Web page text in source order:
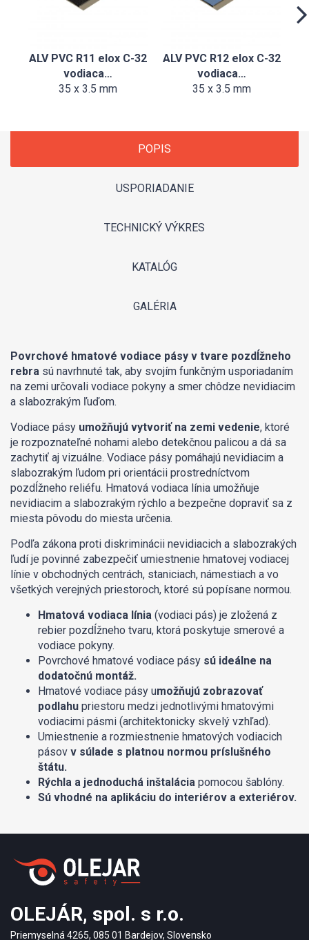
ALV PVC R11 elox C-32
vodiaca…
35 x 3.5 mm
ALV PVC R12 elox C-32
vodiaca…
35 x 3.5 mm
POPIS
USPORIADANIE
TECHNICKÝ VÝKRES
KATALÓG
GALÉRIA
Povrchové hmatové vodiace pásy v tvare pozdĺžneho
rebra sú navrhnuté tak, aby svojím funkčným usporiadaním
na zemi určovali vodiace pokyny a smer chôdze nevidiacim
a slabozrakým ľuďom.
Vodiace pásy umožňujú vytvoriť na zemi vedenie, ktoré
je rozpoznateľné nohami alebo detekčnou palicou a dá sa
zachytiť aj vizuálne. Vodiace pásy pomáhajú nevidiacim a
slabozrakým ľudom pri orientácii prostredníctvom
pozdĺžneho reliéfu. Hmatová vodiaca línia umožňuje
nevidiacim a slabozrakým rýchlo a bezpečne dopraviť sa z
miesta pôvodu do miesta určenia.
Podľa zákona proti diskriminácii nevidiacich a slabozrakých
ľudí je povinné zabezpečiť umiestnenie hmatovej vodiacej
línie v obchodných centrách, staniciach, námestiach a vo
všetkých verejných priestoroch, ktoré sú popísane normou.
Hmatová vodiaca línia (vodiaci pás) je zložená z
rebier pozdĺžneho tvaru, ktorá poskytuje smerové a
vodiace pokyny.
Povrchové hmatové vodiace pásy sú ideálne na
dodatočnú montáž.
Hmatové vodiace pásy umožňujú zobrazovať
podlahu priestoru medzi jednotlivými hmatovými
vodiacimi pásmi (architektonicky skvelý vzhľad).
Umiestnenie a rozmiestnenie hmatových vodiacich
pásov v súlade s platnou normou príslušného
štátu.
Rýchla a jednoduchá inštalácia pomocou šablóny.
Sú vhodné na aplikáciu do interiérov a exteriérov.
OLEJÁR, spol. s r.o.
Priemyselná 4265, 085 01 Bardejov, Slovensko